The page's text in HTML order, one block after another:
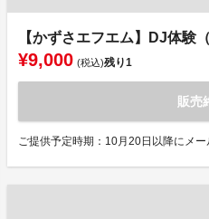
【かずさエフエム】DJ体験
¥9,000 (税込)残り1
販売
ご提供予定時期：10月20日以降にメー